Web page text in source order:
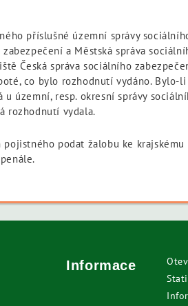
příslušné územní správy
a Městská správa
Česká správa sociálního
co bylo rozhodnutí vydáno.
územní, resp. okresní správy
rozhodnutí vydala.
podat žalobu ke
Informace